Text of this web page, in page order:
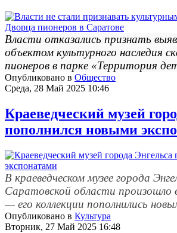
Власти отказались признать
объектом культурного наследия
пионеров в парке «Территория
Опубликовано в Общество
Среда, 28 Май 2025 10:46
Краеведческий музей
пополнился новыми
В краеведческом музее города
Саратовской области
— его коллекции пополнились
Опубликовано в Культура
Вторник, 27 Май 2025 16:48